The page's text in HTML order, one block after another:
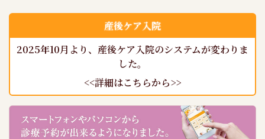
産後ケア入院
2025年10月より、産後ケア入院のシステムが変わりま
した。
<<詳細はこちらから>>